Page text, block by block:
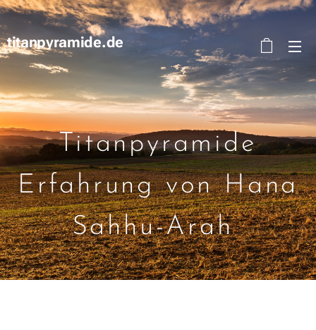
titanpyramide.de
Titanpyramide
Erfahrung von Hana
Sahhu-Arah